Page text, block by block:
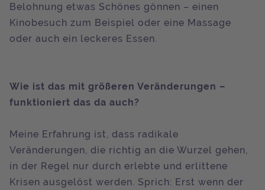
Belohnung etwas Schönes gönnen – einen
Kinobesuch zum Beispiel oder eine Massage
oder auch ein leckeres Essen.
Wie ist das mit größeren Veränderungen –
funktioniert das da auch?
Meine Erfahrung ist, dass radikale
Veränderungen, die richtig an die Wurzel gehen,
in der Regel nur durch erlebte und erlittene
Krisen ausgelöst werden. Sprich: Erst wenn der